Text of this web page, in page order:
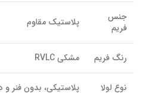
جنس
فریم
پلاستیک مقاوم
رنگ فریم مشکی RVLC
نوع لولا پلاستیکی، بدون فنر